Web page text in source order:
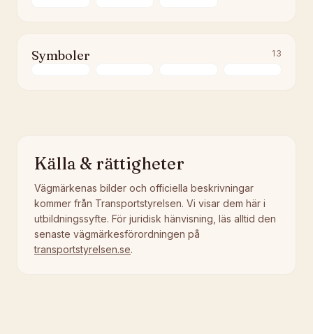
Symboler 13
Källa & rättigheter
Vägmärkenas bilder och officiella beskrivningar
kommer från Transportstyrelsen. Vi visar dem här i
utbildningssyfte. För juridisk hänvisning, läs alltid den
senaste vägmärkesförordningen på
transportstyrelsen.se.